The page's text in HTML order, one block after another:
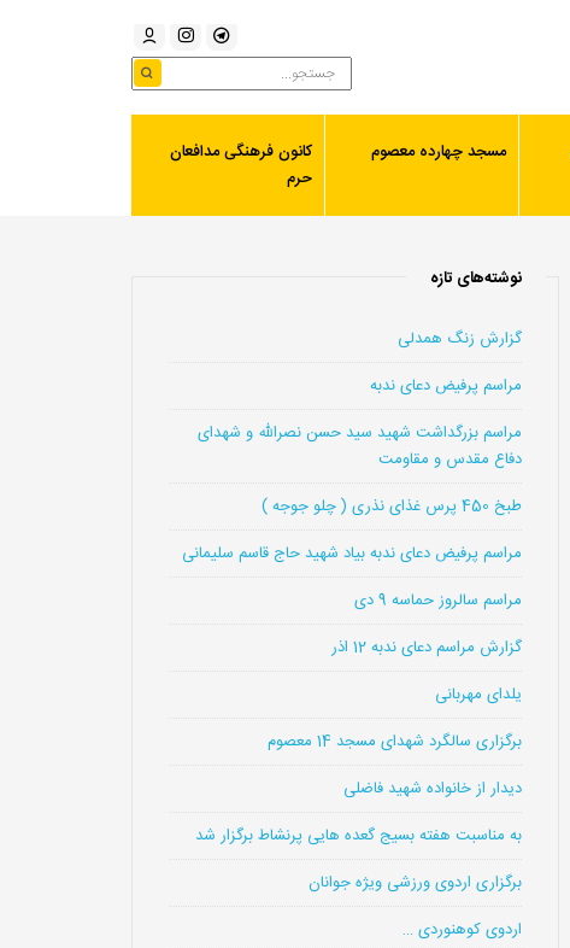
مسجد چهارده معصوم
کانون فرهنگی مدافعان
حرم
نوشته‌های تازه
گزارش زنگ همدلی
مراسم پرفیض دعای ندبه
مراسم بزرگداشت شهید سید حسن نصرالله و شهدای
دفاع مقدس و مقاومت
طبخ 450 پرس غذای نذری ( چلو جوجه )
مراسم پرفیض دعای ندبه بیاد شهید حاج قاسم سلیمانی
مراسم سالروز حماسه 9 دی
گزارش مراسم دعای ندبه 12 اذر
یلدای مهربانی
برگزاری سالگرد شهدای مسجد 14 معصوم
دیدار از خانواده شهید فاضلی
به مناسبت هفته بسیج گعده هایی پرنشاط برگزار شد
برگزاری اردوی ورزشی ویژه جوانان
اردوی کوهنوردی …